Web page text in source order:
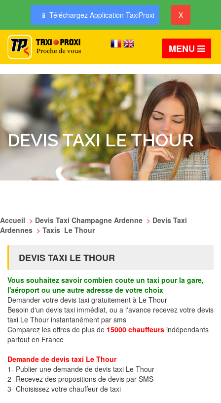
📱 Téléchargez Application TaxiProxi X
MENU
DEVIS TAXI LE THOUR
Accueil > Devis Taxi Champagne Ardenne > Devis Taxi
Ardennes > Taxis Le Thour
DEVIS TAXI LE THOUR
Vous souhaitez savoir combien coute un taxi pour la gare,
l'aéroport ou une autre adresse de votre choix
Demander votre devis taxi gratuitement à Le Thour
Besoin d'un devis taxi immédiat, ou a l'avance recevez votre devis
taxi Le Thour instantanément par sms
Comparez les offres de plus de 15000 chauffeurs indépendants
partout en France
Demande de devis taxi Le Thour
1- Publier une demande de devis taxi Le Thour
2- Recevez des propositions de devis par SMS
3- Choisissez votre chauffeur de taxi